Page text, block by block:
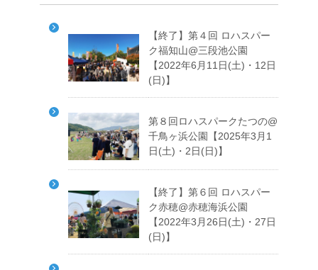
【終了】第４回 ロハスパー
ク福知山@三段池公園
【2022年6月11日(土)・12日
(日)】
第８回ロハスパークたつの@
千鳥ヶ浜公園【2025年3月1
日(土)・2日(日)】
【終了】第６回 ロハスパー
ク赤穂@赤穂海浜公園
【2022年3月26日(土)・27日
(日)】